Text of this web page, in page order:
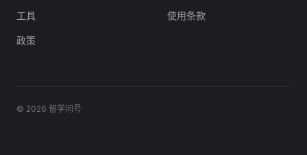
工具
政策
使用条款
© 2026 留学问号